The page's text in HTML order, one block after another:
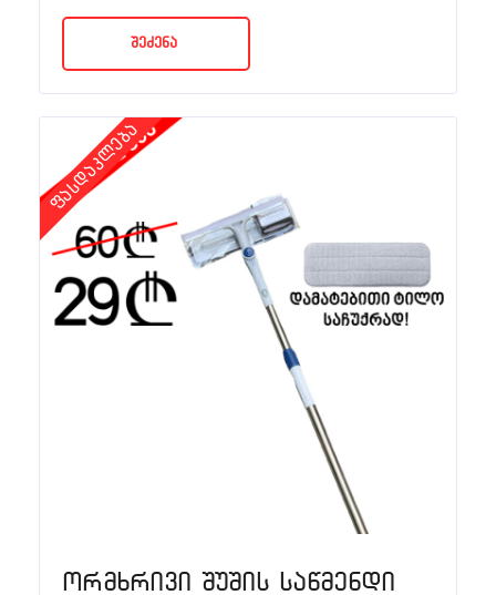
შეძენა
ფასდაკლება
ორმხრივი შუშის საწმენდი